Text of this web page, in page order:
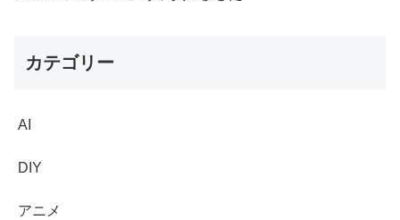
カテゴリー
AI
DIY
アニメ